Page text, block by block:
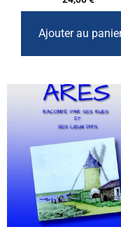
Ajouter au